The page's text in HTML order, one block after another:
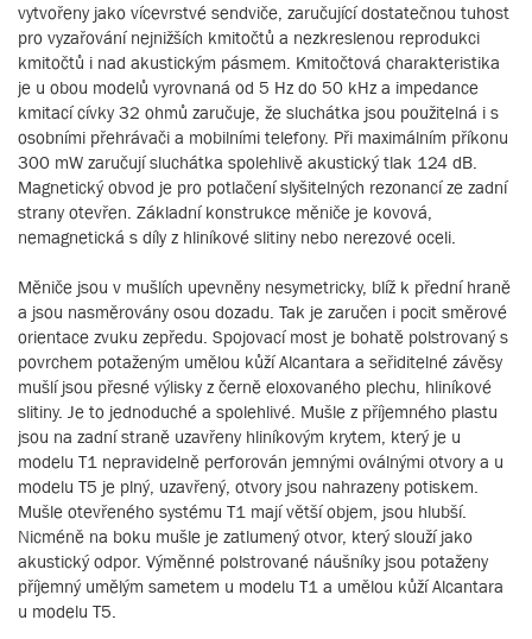
vytvořeny jako vícevrstvé sendviče, zaručující dostatečnou tuhost
pro vyzařování nejnižších kmitočtů a nezkreslenou reprodukci
kmitočtů i nad akustickým pásmem. Kmitočtová charakteristika
je u obou modelů vyrovnaná od 5 Hz do 50 kHz a impedance
kmitací cívky 32 ohmů zaručuje, že sluchátka jsou použitelná i s
osobními přehrávači a mobilními telefony. Při maximálním příkonu
300 mW zaručují sluchátka spolehlivě akustický tlak 124 dB.
Magnetický obvod je pro potlačení slyšitelných rezonancí ze zadní
strany otevřen. Základní konstrukce měniče je kovová,
nemagnetická s díly z hliníkové slitiny nebo nerezové oceli.
Měniče jsou v mušlích upevněny nesymetricky, blíž k přední hraně
a jsou nasměrovány osou dozadu. Tak je zaručen i pocit směrové
orientace zvuku zepředu. Spojovací most je bohatě polstrovaný s
povrchem potaženým umělou kůží Alcantara a seřiditelné závěsy
mušlí jsou přesné výlisky z černě eloxovaného plechu, hliníkové
slitiny. Je to jednoduché a spolehlivé. Mušle z příjemného plastu
jsou na zadní straně uzavřeny hliníkovým krytem, který je u
modelu T1 nepravidelně perforován jemnými oválnými otvory a u
modelu T5 je plný, uzavřený, otvory jsou nahrazeny potiskem.
Mušle otevřeného systému T1 mají větší objem, jsou hlubší.
Nicméně na boku mušle je zatlumený otvor, který slouží jako
akustický odpor. Výměnné polstrované náušníky jsou potaženy
příjemný umělým sametem u modelu T1 a umělou kůží Alcantara
u modelu T5.